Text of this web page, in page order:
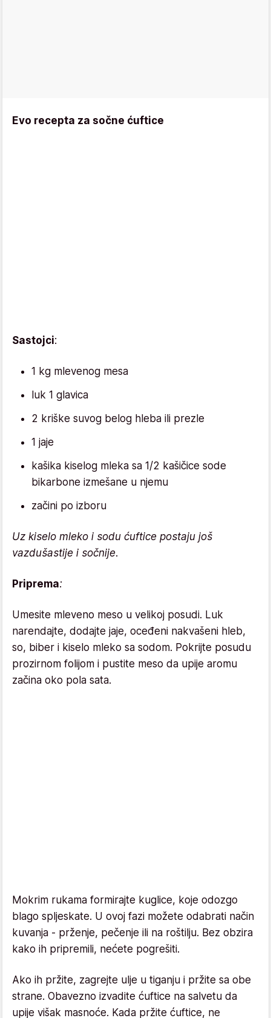
Evo recepta za sočne ćuftice
Sastojci:
1 kg mlevenog mesa
luk 1 glavica
2 kriške suvog belog hleba ili prezle
1 jaje
kašika kiselog mleka sa 1/2 kašičice sode
bikarbone izmešane u njemu
začini po izboru
Uz kiselo mleko i sodu ćuftice postaju još
vazdušastije i sočnije.
Priprema:
Umesite mleveno meso u velikoj posudi. Luk
narendajte, dodajte jaje, oceđeni nakvašeni hleb,
so, biber i kiselo mleko sa sodom. Pokrijte posudu
prozirnom folijom i pustite meso da upije aromu
začina oko pola sata.
Mokrim rukama formirajte kuglice, koje odozgo
blago spljeskate. U ovoj fazi možete odabrati način
kuvanja - prženje, pečenje ili na roštilju. Bez obzira
kako ih pripremili, nećete pogrešiti.
Ako ih pržite, zagrejte ulje u tiganju i pržite sa obe
strane. Obavezno izvadite ćuftice na salvetu da
upije višak masnoće. Kada pržite ćuftice, ne